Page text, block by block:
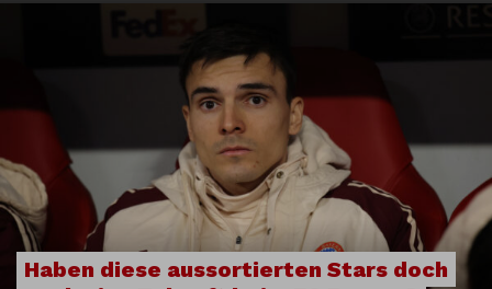
Haben diese aussortierten Stars doch